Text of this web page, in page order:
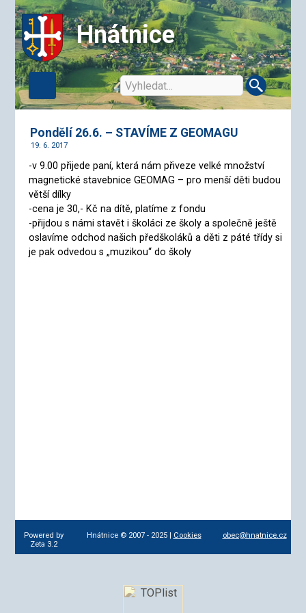
Hnátnice
Pondělí 26.6. – STAVÍME Z GEOMAGU
19. 6. 2017
-v 9.00 přijede paní, která nám přiveze velké množství
magnetické stavebnice GEOMAG – pro menší děti budou
větší dílky
-cena je 30,- Kč na dítě, platíme z fondu
-přijdou s námi stavět i školáci ze školy a společně ještě
oslavíme odchod našich předškoláků a děti z páté třídy si
je pak odvedou s „muzikou“ do školy
Powered by
Zeta 3.2
Hnátnice © 2007 - 2025 | Cookies obec@hnatnice.cz